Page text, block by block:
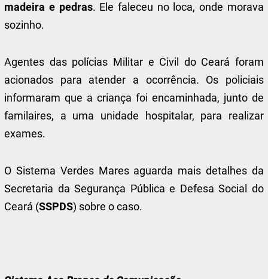
madeira e pedras. Ele faleceu no loca, onde morava
sozinho.
Agentes das polícias Militar e Civil do Ceará foram
acionados para atender a ocorrência. Os policiais
informaram que a criança foi encaminhada, junto de
familaires, a uma unidade hospitalar, para realizar
exames.
O Sistema Verdes Mares aguarda mais detalhes da
Secretaria da Segurança Pública e Defesa Social do
Ceará (SSPDS) sobre o caso.